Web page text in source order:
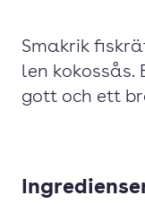
Smakrik
len
gott och ett